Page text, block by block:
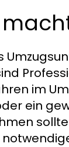
im
ein